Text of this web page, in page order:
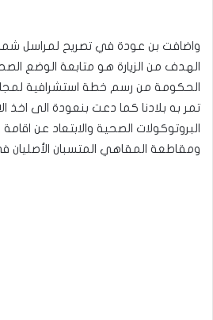
واضافت بن عودة في تصريح لمراسل
الهدف من الزيارة هو متابعة الوضع
الحكومة من رسم خطة استشرافية
تمر به بلادنا كما دعت بنعودة الى اخذ
البروتوكولات الصحية والابتعاد عن
ومقاطعة المقاهي المتسبان الأصليان